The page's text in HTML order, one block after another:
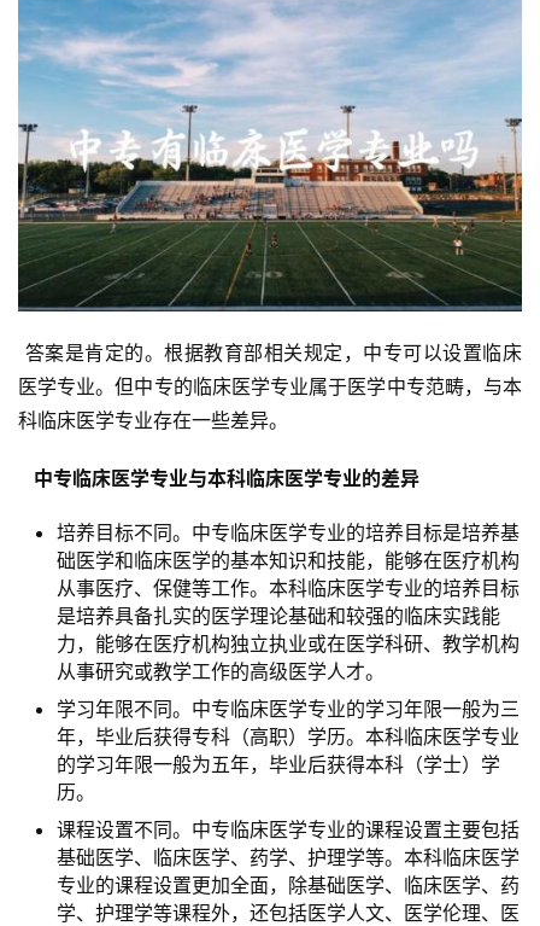
医学专业。但中专的临床医学专业属于医学中专范畴，与本
科临床医学专业存在一些差异。
  中专临床医学专业与本科临床医学专业的差异
培养目标不同。中专临床医学专业的培养目标是培养基
础医学和临床医学的基本知识和技能，能够在医疗机构
从事医疗、保健等工作。本科临床医学专业的培养目标
是培养具备扎实的医学理论基础和较强的临床实践能
力，能够在医疗机构独立执业或在医学科研、教学机构
从事研究或教学工作的高级医学人才。
学习年限不同。中专临床医学专业的学习年限一般为三
年，毕业后获得专科（高职）学历。本科临床医学专业
的学习年限一般为五年，毕业后获得本科（学士）学
历。
课程设置不同。中专临床医学专业的课程设置主要包括
基础医学、临床医学、药学、护理学等。本科临床医学
专业的课程设置更加全面，除基础医学、临床医学、药
学、护理学等课程外，还包括医学人文、医学伦理、医